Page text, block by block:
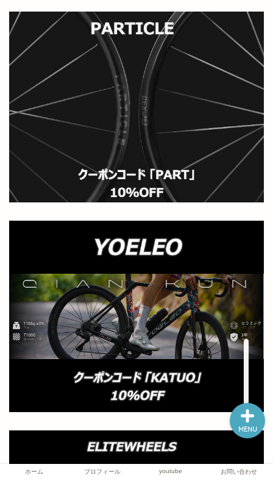
ホーム プロフィール youtube お問い合わせ
MENU
プロフィール
youtube
お問い合わせ